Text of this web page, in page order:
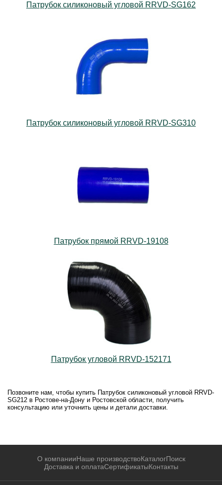
Патрубок силиконовый угловой RRVD-SG162
Патрубок силиконовый угловой RRVD-SG310
Патрубок прямой RRVD-19108
Патрубок угловой RRVD-152171
Позвоните нам, чтобы купить Патрубок силиконовый угловой RRVD-
SG212 в Ростове-на-Дону и Ростовской области, получить
консультацию или уточнить цены и детали доставки.
О компанииНаше производствоКаталогПоиск
Доставка и оплатаСертификатыКонтакты